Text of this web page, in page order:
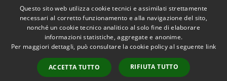
Accessibilità
Privacy
Mappa del sito
Copyright © 2026 • Comune di
Cerro al Lambro • Powered by
Municipium•Accesso
redazione
Questo sito web utilizza cookie tecnici e assimilati strettamente
necessari al corretto funzionamento e alla navigazione del sito,
nonché un cookie tecnico analitico al solo fine di elaborare
informazioni statistiche, aggregate e anonime.
Per maggiori dettagli, può consultare la cookie policy al seguente link
ACCETTA TUTTO RIFIUTA TUTTO